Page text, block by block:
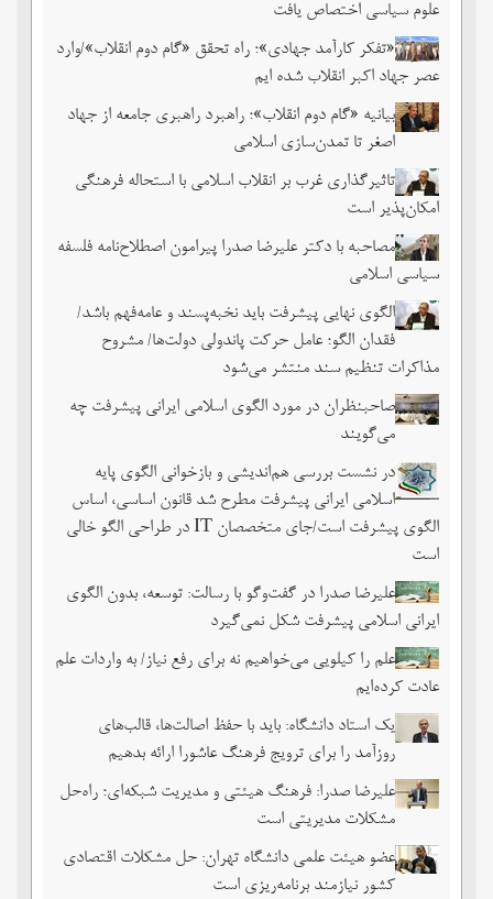
علوم سیاسی اختصاص یافت
«تفکر کارآمد جهادی»؛ راه تحقق «گام دوم انقلاب»/وارد
عصر جهاد اکبر انقلاب شده ایم
بیانیه «گام دوم انقلاب»؛ راهبرد راهبری جامعه از جهاد
اصغر تا تمدن‌سازی اسلامی
تاثیرگذاری غرب بر انقلاب اسلامی با استحاله فرهنگی
امکان‌پذیر است
مصاحبه با دکتر علیرضا صدرا پیرامون اصطلاح‌نامه فلسفه
سیاسی اسلامی
الگوی نهایی پیشرفت باید نخبه‌پسند و عامه‌فهم باشد/
فقدان الگو؛ عامل حرکت پاندولی دولت‌ها/ مشروح
مذاکرات تنظیم سند منتشر می‌شود
صاحبنظران در مورد الگوی اسلامی ایرانی پیشرفت چه
می‌گویند
در نشست بررسی هم‌اندیشی و بازخوانی الگوی پایه
اسلامی ایرانی پیشرفت مطرح شد قانون اساسی، اساس
الگوی پیشرفت است/جای متخصصان IT در طراحی الگو خالی
است
علیرضا صدرا در گفت‌وگو با رسالت: توسعه، بدون الگوی
ایرانی اسلامی پیشرفت شکل نمی‌گیرد
علم را کیلویی می‌خواهیم نه برای رفع نیاز/ به واردات علم
عادت کرده‌ایم
یک استاد دانشگاه: باید با حفظ اصالت‌ها، قالب‌های
روزآمد را برای ترویج فرهنگ عاشورا ارائه بدهیم
علیرضا صدرا: فرهنگ هیئتی و مدیریت شبکه‌ای؛ راه‌حل
مشکلات مدیریتی است
عضو هیئت علمی دانشگاه تهران: حل مشکلات اقتصادی
کشور نیازمند برنامه‌ریزی است